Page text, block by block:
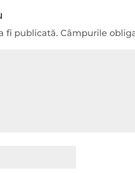
fi publicată. Câmpurile